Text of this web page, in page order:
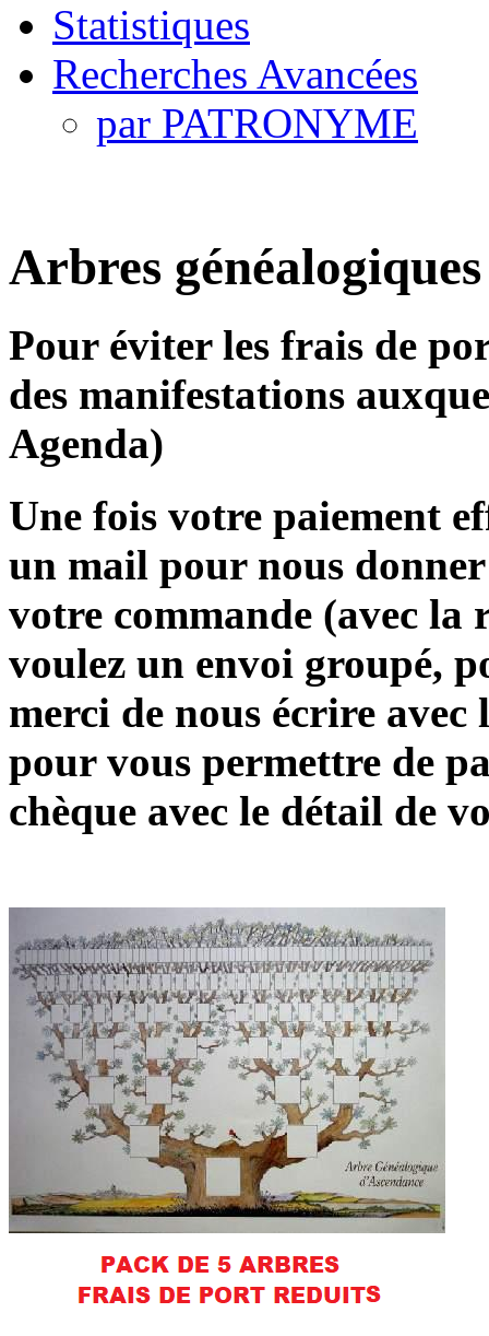
Statistiques
Recherches Avancées
par PATRONYME
Arbres généalogiques
Pour éviter les frais de
des manifestations
Agenda)
Une fois votre paiement
un mail pour nous
votre commande (avec la
voulez un envoi groupé,
merci de nous écrire
pour vous permettre de
chèque avec le détail de